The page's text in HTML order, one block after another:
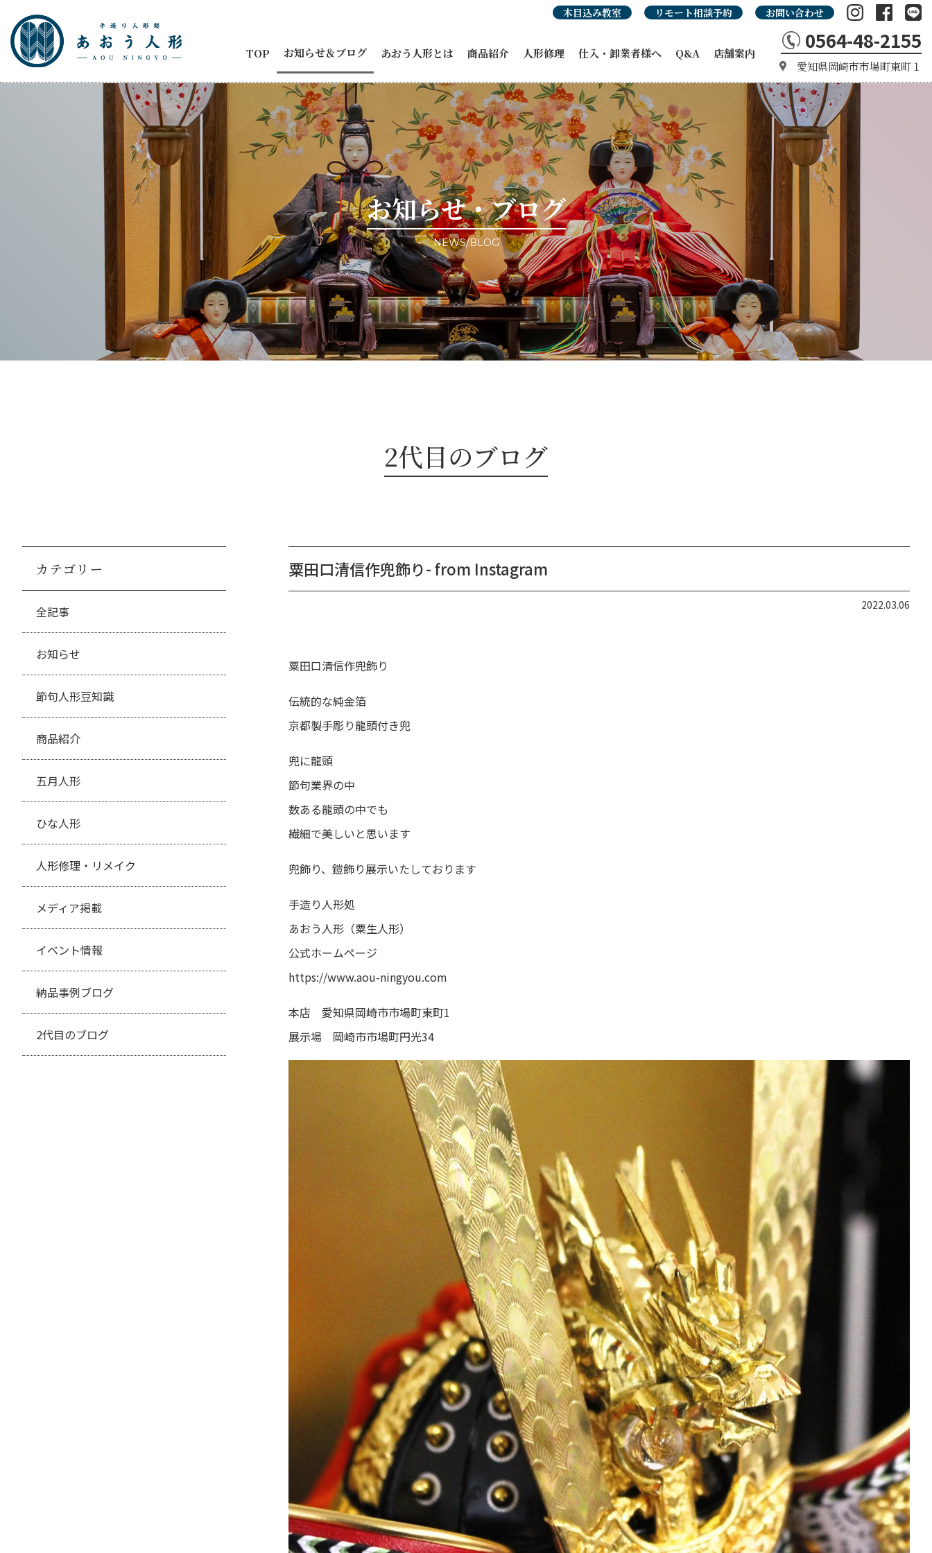
木目込み教室 リモート相談予約 お問い合わせ
TOP お知らせ＆ブログ
お知らせ
節句人形豆知識
商品紹介
五月人形
ひな人形
人形修理・リメイク
メディア掲載
イベント情報
納品事例ブログ
2代目のブログ
あおう人形とは
あおう人形の強み
職人紹介・受賞歴
あおう人形の歴史
商品紹介
ひな人形
オーダーひな人形
五月人形
飾り馬
こいのぼり
正月飾り
お祝い・贈答品
コラボ商品・作品
お客様宅納品事例
人形修理 仕入・卸業者様へ
穂洲工房の強み
ひな人形カタログ
飾り馬カタログ
その他商品カタログ
Q&A 店舗案内
0564-48-2155
愛知県岡崎市市場町東町１
お知らせ・ブログ
NEWS/BLOG
2代目のブログ
カテゴリー
全記事
お知らせ
節句人形豆知識
商品紹介
五月人形
ひな人形
人形修理・リメイク
メディア掲載
イベント情報
納品事例ブログ
2代目のブログ
粟田口清信作兜飾り- from Instagram
2022.03.06
粟田口清信作兜飾り
伝統的な純金箔
京都製手彫り龍頭付き兜
兜に龍頭
節句業界の中
数ある龍頭の中でも
繊細で美しいと思います
兜飾り、鎧飾り展示いたしております
手造り人形処
あおう人形（粟生人形）
公式ホームページ
https://www.aou-ningyou.com
本店 愛知県岡崎市市場町東町1
展示場 岡崎市市場町円光34